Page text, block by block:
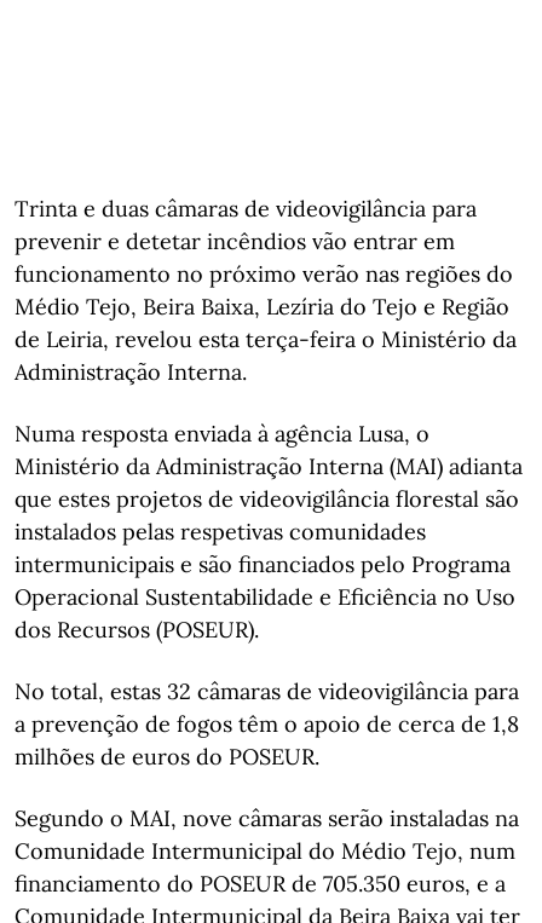
Trinta e duas câmaras de videovigilância para
prevenir e detetar incêndios vão entrar em
funcionamento no próximo verão nas regiões do
Médio Tejo, Beira Baixa, Lezíria do Tejo e Região
de Leiria, revelou esta terça-feira o Ministério da
Administração Interna.
Numa resposta enviada à agência Lusa, o
Ministério da Administração Interna (MAI) adianta
que estes projetos de videovigilância florestal são
instalados pelas respetivas comunidades
intermunicipais e são financiados pelo Programa
Operacional Sustentabilidade e Eficiência no Uso
dos Recursos (POSEUR).
No total, estas 32 câmaras de videovigilância para
a prevenção de fogos têm o apoio de cerca de 1,8
milhões de euros do POSEUR.
Segundo o MAI, nove câmaras serão instaladas na
Comunidade Intermunicipal do Médio Tejo, num
financiamento do POSEUR de 705.350 euros, e a
Comunidade Intermunicipal da Beira Baixa vai ter